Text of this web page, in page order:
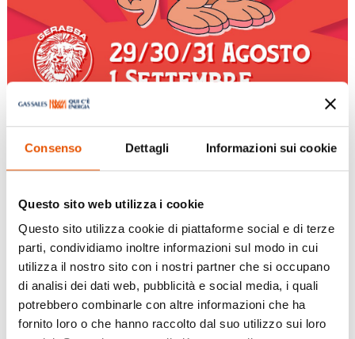
Consenso Dettagli Informazioni sui cookie
Questo sito web utilizza i cookie
Questo sito utilizza cookie di piattaforme social e di terze
parti, condividiamo inoltre informazioni sul modo in cui
utilizza il nostro sito con i nostri partner che si occupano
di analisi dei dati web, pubblicità e social media, i quali
potrebbero combinarle con altre informazioni che ha
fornito loro o che hanno raccolto dal suo utilizzo sui loro
Festa “La Gerassa”
Ago 28, 2025|Eventi Fiorenzuola D'Arda
La Gerassa torna a fare festa, dal 29 agosto al 1°